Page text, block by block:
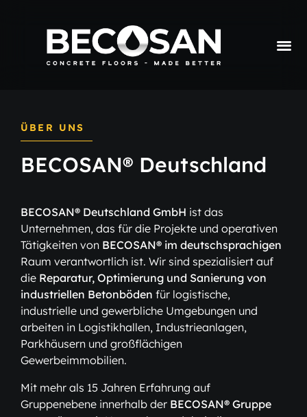
ÜBER UNS
BECOSAN® Deutschland
BECOSAN® Deutschland GmbH ist das
Unternehmen, das für die Projekte und operativen
Tätigkeiten von BECOSAN® im deutschsprachigen
Raum verantwortlich ist. Wir sind spezialisiert auf
die Reparatur, Optimierung und Sanierung von
industriellen Betonböden für logistische,
industrielle und gewerbliche Umgebungen und
arbeiten in Logistikhallen, Industrieanlagen,
Parkhäusern und großflächigen
Gewerbeimmobilien.
Mit mehr als 15 Jahren Erfahrung auf
Gruppenebene innerhalb der BECOSAN® Gruppe